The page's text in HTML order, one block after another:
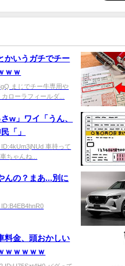
かいうガチでチー
ｗｗ
まじでチー牛専用や
ローラフィールダ...
w」ワイ「うん、
「」
車持って
ちゃんね...
んの？まあ...別に
料金、頭おかしい
ｗｗｗｗｗ